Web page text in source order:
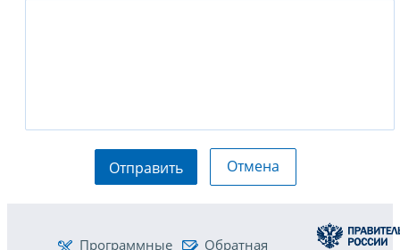
Отправить Отмена
Программные
Обратная